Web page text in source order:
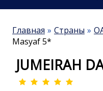
Главная Страны
Masyaf 5*
JUMEIRAH